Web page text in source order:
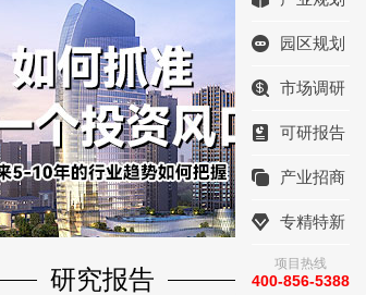
研究报告
园区规划
市场调研
可研报告
产业招商
专精特新
项目热线
400-856-5388